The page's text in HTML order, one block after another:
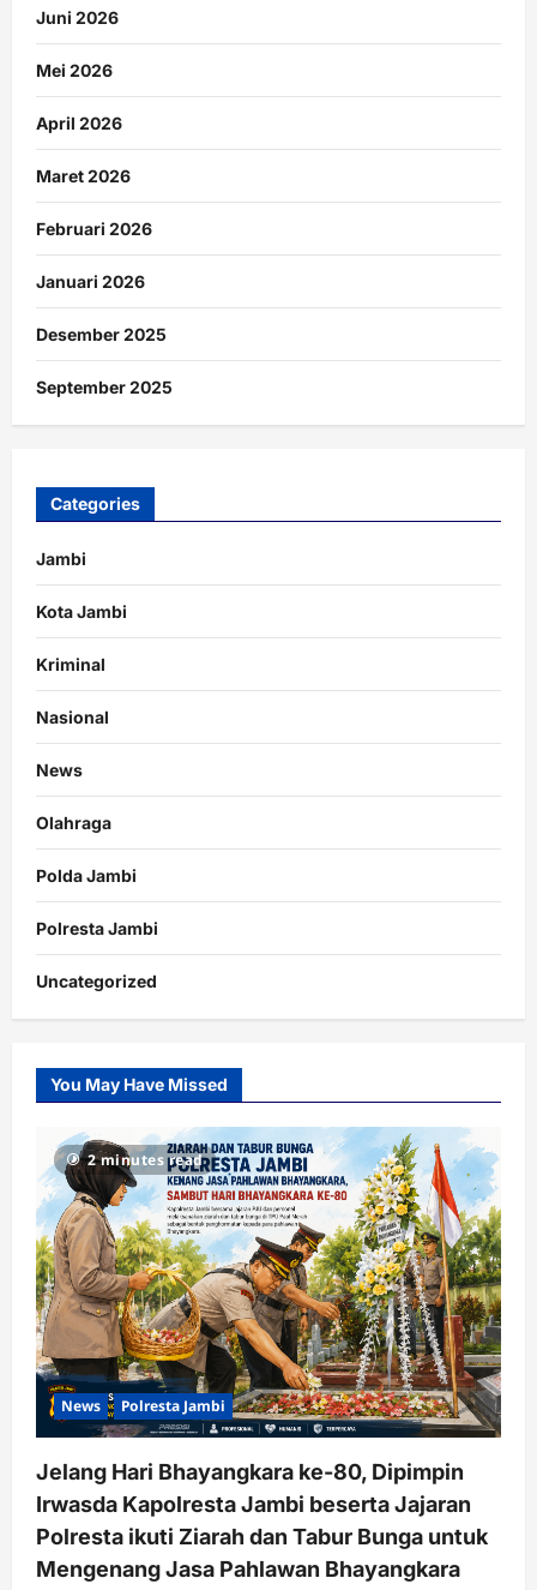
Juni 2026
Mei 2026
April 2026
Maret 2026
Februari 2026
Januari 2026
Desember 2025
September 2025
Categories
Jambi
Kota Jambi
Kriminal
Nasional
News
Olahraga
Polda Jambi
Polresta Jambi
Uncategorized
You May Have Missed
2 minutes read
News Polresta Jambi
Jelang Hari Bhayangkara ke-80, Dipimpin
Irwasda Kapolresta Jambi beserta Jajaran
Polresta ikuti Ziarah dan Tabur Bunga untuk
Mengenang Jasa Pahlawan Bhayangkara